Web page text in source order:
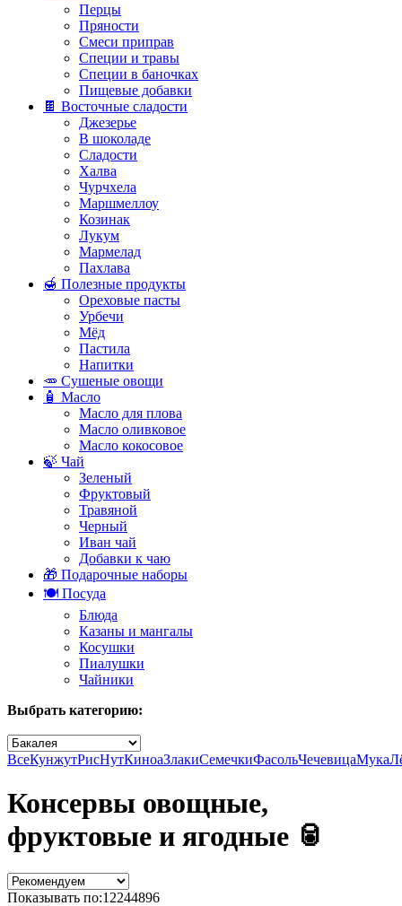
Перцы
Пряности
Смеси приправ
Специи и травы
Специи в баночках
Пищевые добавки
🍫 Восточные сладости
Джезерье
В шоколаде
Сладости
Халва
Чурчхела
Маршмеллоу
Козинак
Лукум
Мармелад
Пахлава
🍯 Полезные продукты
Ореховые пасты
Урбечи
Мёд
Пастила
Напитки
🥕 Сушеные овощи
🧴 Масло
Масло для плова
Масло оливковое
Масло кокосовое
🍃 Чай
Зеленый
Фруктовый
Травяной
Черный
Иван чай
Добавки к чаю
🎁 Подарочные наборы
🍽️ Посуда
Блюда
Казаны и мангалы
Косушки
Пиалушки
Чайники
Выбрать категорию:
ВсеКунжутРисНутКиноаЗлакиСемечкиФасольЧечевицаМука
Консервы овощные,
фруктовые и ягодные 🥫
Показывать по:12244896